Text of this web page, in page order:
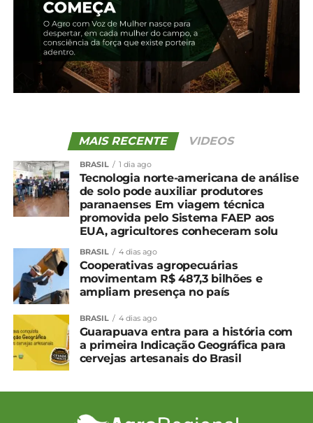
Edição 13 – Maio –
Guarapuava
20 de maio, 2024
Em "2024"
TÓPICOS RELACIONADOS:
Edição 03 – Julho
Edição 01 – Maio
MAIS RECENTE VIDEOS
BRASIL 1 dia ago
Tecnologia norte-americana de análise
de solo pode auxiliar produtores
paranaenses Em viagem técnica
promovida pelo Sistema FAEP aos
EUA, agricultores conheceram solu
BRASIL 4 dias ago
Cooperativas agropecuárias
movimentam R$ 487,3 bilhões e
ampliam presença no país
BRASIL 4 dias ago
Guarapuava entra para a história com
a primeira Indicação Geográfica para
cervejas artesanais do Brasil